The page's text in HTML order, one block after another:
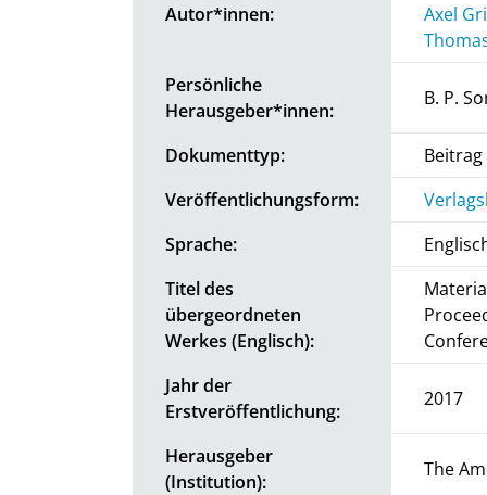
Autor*innen:
Axel
Persönliche
Herausgeber*innen:
B. P.
Dokumenttyp:
Veröffentlichungsform:
Sprache:
Titel des
übergeordneten
Werkes (Englisch):
Jahr der
Erstveröffentlichung:
2017
Herausgeber
(Institution):
The